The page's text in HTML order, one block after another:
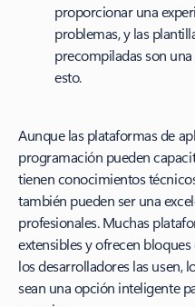
proporcionar una
problemas, y las
precompiladas son
esto.
Aunque las plataformas de
programación pueden
tienen conocimientos
también pueden ser una
profesionales. Muchas
extensibles y ofrecen
los desarrolladores las usen,
sean una opción inteligente